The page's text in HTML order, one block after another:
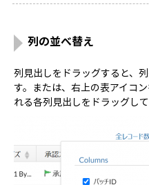
列の並べ替え
列見出しをドラッグすると、
す。または、右上の表アイコ
れる各列見出しをドラッグし